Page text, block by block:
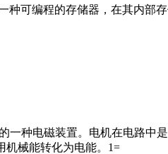
可编程的存储器，在其内部
一种电磁装置。电机在电路
机械能转化为电能。1=